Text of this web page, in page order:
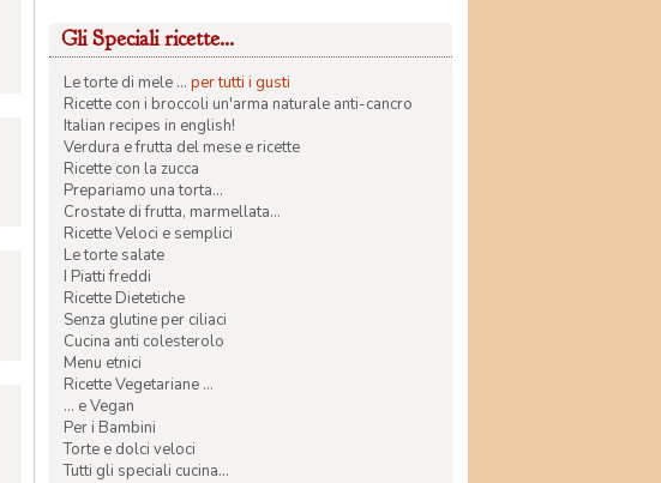
Gli Speciali ricette...
Le torte di mele ... per tutti i gusti
Ricette con i broccoli un'arma naturale anti-cancro
Italian recipes in english!
Verdura e frutta del mese e ricette
Ricette con la zucca
Prepariamo una torta...
Crostate di frutta, marmellata...
Ricette Veloci e semplici
Le torte salate
I Piatti freddi
Ricette Dietetiche
Senza glutine per ciliaci
Cucina anti colesterolo
Menu etnici
Ricette Vegetariane ...
... e Vegan
Per i Bambini
Torte e dolci veloci
Tutti gli speciali cucina...